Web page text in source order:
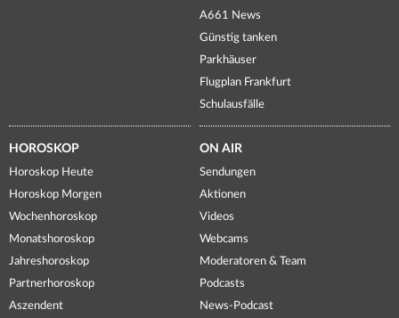
A661 News
Günstig tanken
Parkhäuser
Flugplan Frankfurt
Schulausfälle
HOROSKOP
Horoskop Heute
Horoskop Morgen
Wochenhoroskop
Monatshoroskop
Jahreshoroskop
Partnerhoroskop
Aszendent
ON AIR
Sendungen
Aktionen
Videos
Webcams
Moderatoren & Team
Podcasts
News-Podcast